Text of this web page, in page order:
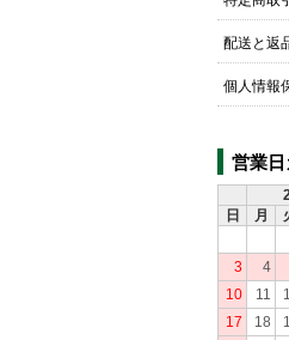
配送と返
個人情報
営業
日
月
3
4
10
11
17
18